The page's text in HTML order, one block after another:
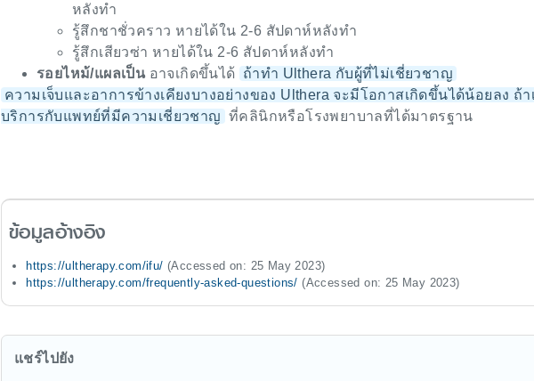
หลังทำ
รู้สึกชาชั่วคราว หายได้ใน 2-6 สัปดาห์หลังทำ
รู้สึกเสียวซ่า หายได้ใน 2-6 สัปดาห์หลังทำ
รอยไหม้/แผลเป็นอาจเกิดขึ้นได้
ถ้าทำ Ulthera กับผู้ที่ไม่เชี่ยวชาญ
ความเจ็บและอาการข้างเคียงบางอย่างของ Ulthera จะมีโอกาสเกิดขึ้นได้น้อยลง ถ้า
บริการกับแพทย์ที่มีความเชี่ยวชาญ ที่คลินิกหรือโรงพยาบาลที่ได้มาตรฐาน
ข้อมูลอ้างอิง
https://ultherapy.com/ifu/ (Accessed on: 25 May 2023)
https://ultherapy.com/frequently-asked-questions/ (Accessed on: 25 May 2023)
แชร์ไปยัง